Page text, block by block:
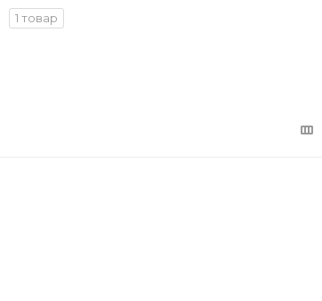
1 товар